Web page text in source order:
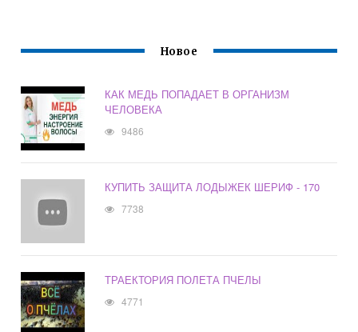
Новое
КАК МЕДЬ ПОПАДАЕТ В ОРГАНИЗМ
ЧЕЛОВЕКА
9486
КУПИТЬ ЗАЩИТА ЛОДЫЖЕК ШЕРИФ - 170
7738
ТРАЕКТОРИЯ ПОЛЕТА ПЧЕЛЫ
4771